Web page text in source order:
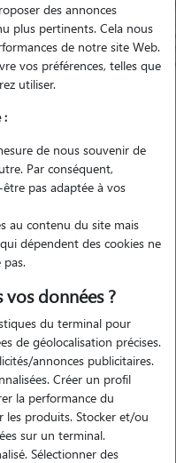
Sitter
à Arcueil
des annonces
plus pertinents. Cela nous
de notre site Web.
vos préférences, telles que
utiliser.
:
de nous souvenir de
Par conséquent,
pas adaptée à vos
au contenu du site mais
dépendent des cookies ne
données ?
du terminal pour
de géolocalisation précises.
annonces publicitaires.
Créer un profil
la performance du
les produits. Stocker et/ou
sur un terminal.
Sélectionner des